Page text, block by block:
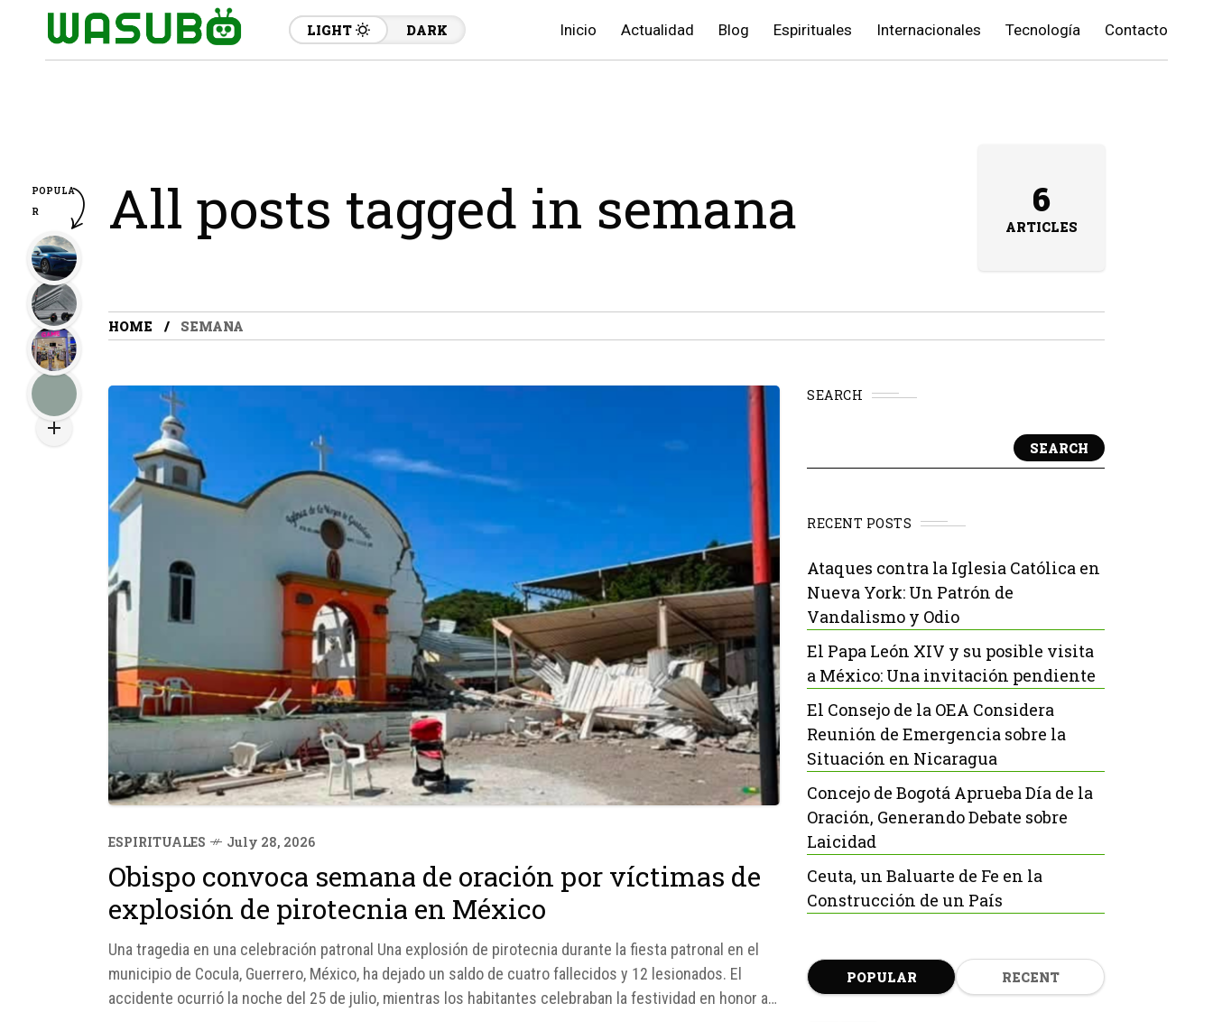
LIGHT DARK Inicio Actualidad Blog Espirituales Internacionales Tecnología Contacto
All posts tagged in semana 6
ARTICLES
HOME SEMANA
ESPIRITUALES July 28, 2026
Obispo convoca semana de oración por víctimas de
explosión de pirotecnia en México
Una tragedia en una celebración patronal Una explosión de pirotecnia durante la fiesta patronal en el
municipio de Cocula, Guerrero, México, ha dejado un saldo de cuatro fallecidos y 12 lesionados. El
accidente ocurrió la noche del 25 de julio, mientras los habitantes celebraban la festividad en honor a
SEARCH
SEARCH
RECENT POSTS
Ataques contra la Iglesia Católica en
Nueva York: Un Patrón de
Vandalismo y Odio
El Papa León XIV y su posible visita
a México: Una invitación pendiente
El Consejo de la OEA Considera
Reunión de Emergencia sobre la
Situación en Nicaragua
Concejo de Bogotá Aprueba Día de la
Oración, Generando Debate sobre
Laicidad
Ceuta, un Baluarte de Fe en la
Construcción de un País
POPULAR RECENT
POPULA
R